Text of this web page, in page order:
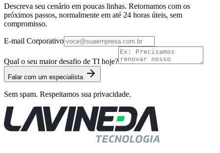
Descreva seu cenário em poucas linhas. Retornamos com os
próximos passos, normalmente em até 24 horas úteis, sem
compromisso.
E-mail Corporativo
Qual o seu maior desafio de TI hoje?
Falar com um especialista
Sem spam. Respeitamos sua privacidade.